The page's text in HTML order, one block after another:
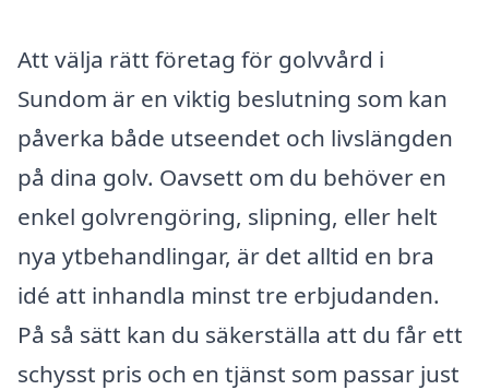
Att välja rätt företag för golvvård i
Sundom är en viktig beslutning som kan
påverka både utseendet och livslängden
på dina golv. Oavsett om du behöver en
enkel golvrengöring, slipning, eller helt
nya ytbehandlingar, är det alltid en bra
idé att inhandla minst tre erbjudanden.
På så sätt kan du säkerställa att du får ett
schysst pris och en tjänst som passar just